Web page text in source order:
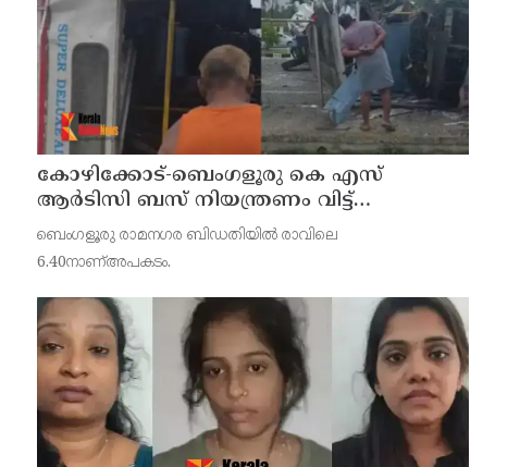
കോഴിക്കോട്-ബെംഗളൂരു കെ എസ്
ആര്‍ടിസി ബസ് നിയന്ത്രണം വിട്ട്
തലകീഴായി മറിഞ്ഞു; ഡ്രൈവര്‍ക്കും
കണ്ടക്ടര്‍ക്കും ദാരുണാന്ത്യം
ബെംഗളൂരു രാമനഗര ബിഡതിയില്‍ രാവിലെ
6.40നാണ്അപകടം.